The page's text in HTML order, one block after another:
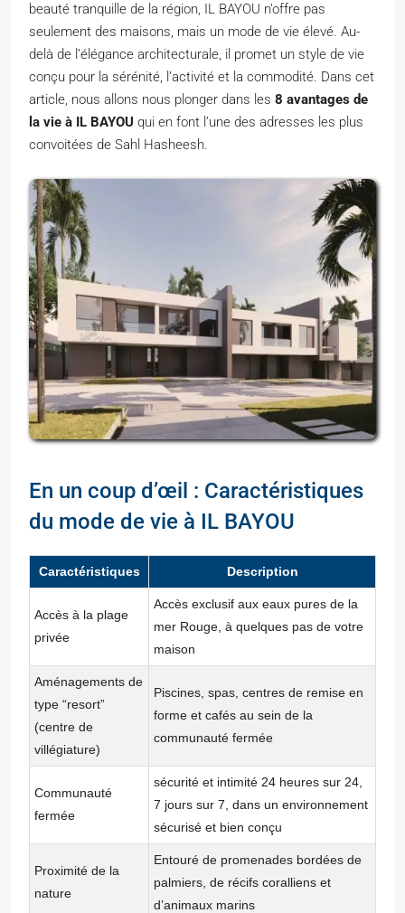
beauté tranquille de la région, IL BAYOU n’offre pas
seulement des maisons, mais un mode de vie élevé. Au-
delà de l’élégance architecturale, il promet un style de vie
conçu pour la sérénité, l’activité et la commodité. Dans cet
article, nous allons nous plonger dans les 8 avantages de
la vie à IL BAYOU qui en font l’une des adresses les plus
convoitées de Sahl Hasheesh.
En un coup d’œil : Caractéristiques
du mode de vie à IL BAYOU
Caractéristiques Description
Accès à la plage
privée
Accès exclusif aux eaux pures de la
mer Rouge, à quelques pas de votre
maison
Aménagements de
type “resort”
(centre de
villégiature)
Piscines, spas, centres de remise en
forme et cafés au sein de la
communauté fermée
Communauté
fermée
sécurité et intimité 24 heures sur 24,
7 jours sur 7, dans un environnement
sécurisé et bien conçu
Proximité de la
nature
Entouré de promenades bordées de
palmiers, de récifs coralliens et
d’animaux marins